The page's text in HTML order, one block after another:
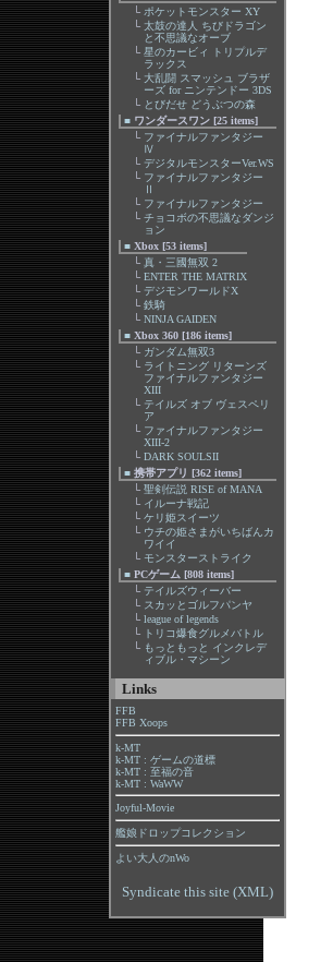
└ ポケットモンスター XY
└ 太鼓の達人 ちびドラゴン
と不思議なオーブ
└ 星のカービィ トリプルデ
ラックス
└ 大乱闘 スマッシュ ブラザ
ーズ for ニンテンドー 3DS
└ とびだせ どうぶつの森
■ ワンダースワン [25 items]
└ ファイナルファンタジー
Ⅳ
└ デジタルモンスターVer.WS
└ ファイナルファンタジー
Ⅱ
└ ファイナルファンタジー
└ チョコボの不思議なダンジ
ョン
■Xbox [53 items]
└ 真・三國無双 2
└ ENTER THE MATRIX
└ デジモンワールドX
└ 鉄騎
└ NINJA GAIDEN
■Xbox 360 [186 items]
└ ガンダム無双3
└ ライトニング リターンズ
ファイナルファンタジー
XIII
└ テイルズ オブ ヴェスペリ
ア
└ ファイナルファンタジー
XIII-2
└ DARK SOULSII
■携帯アプリ [362 items]
└ 聖剣伝説 RISE of MANA
└ イルーナ戦記
└ ケリ姫スイーツ
└ ウチの姫さまがいちばんカ
ワイイ
└ モンスターストライク
■PCゲーム [808 items]
└ テイルズウィーバー
└ スカッとゴルフパンヤ
└ league of legends
└ トリコ爆食グルメバトル
└ もっともっと インクレデ
ィブル・マシーン
Links
FFB
FFB Xoops
k-MT
k-MT : ゲームの道標
k-MT : 至福の音
k-MT : WaWW
Joyful-Movie
艦娘ドロップコレクション
よい大人のnWo
Syndicate this site (XML)